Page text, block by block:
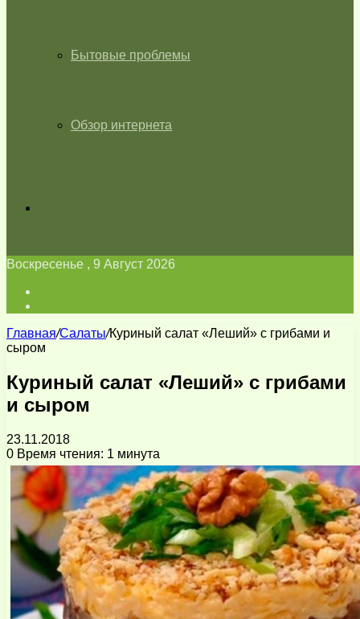
Бытовые проблемы
Обзор интернета
Воскресенье , 9 Август 2026
Главная/Салаты/Куриный салат «Леший» с грибами и
сыром
Куриный салат «Леший» с грибами
и сыром
23.11.2018
0 Время чтения: 1 минута